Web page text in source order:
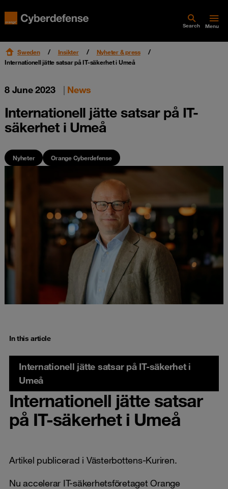
Search Menu
Sweden Insikter
Nyheter & press
Internationell jätte satsar på IT-säkerhet i Umeå
8 June 2023 | News
Internationell jätte satsar på IT-
säkerhet i Umeå
Nyheter Orange Cyberdefense
In this article
Internationell jätte satsar på IT-säkerhet i
Umeå
Internationell jätte satsar
på IT-säkerhet i Umeå
Artikel publicerad i Västerbottens-Kuriren.
Nu accelerar IT-säkerhetsföretaget Orange